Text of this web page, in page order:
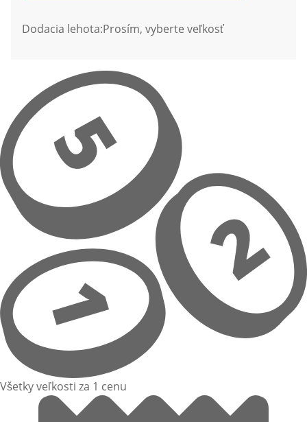
Dodacia lehota:Prosím, vyberte veľkosť
Všetky veľkosti za 1 cenu